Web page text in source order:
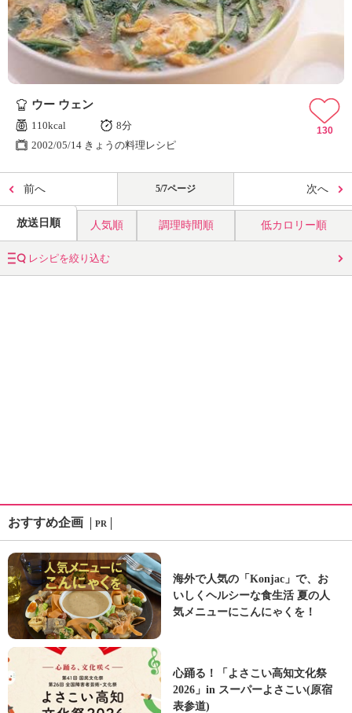
ウー ウェン
110kcal
8分
2002/05/14 きょうの料理レシピ
130
前へ 5/7ページ 次へ
放送日順 人気順 調理時間順 低カロリー順
レシピを絞り込む
おすすめ企画 PR
海外で人気の「Konjac」で、お
いしくヘルシーな食生活 夏の人
気メニューにこんにゃくを！
心踊る！「よさこい高知文化祭
2026」in スーパーよさこい(原宿
表参道)